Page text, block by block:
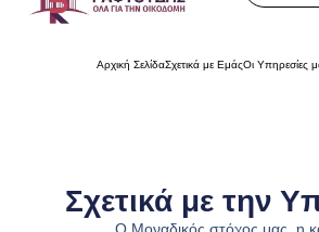
Αρχική ΣελίδαΣχετικά με ΕμάςΟι Υπηρεσίες
Σχετικά με την